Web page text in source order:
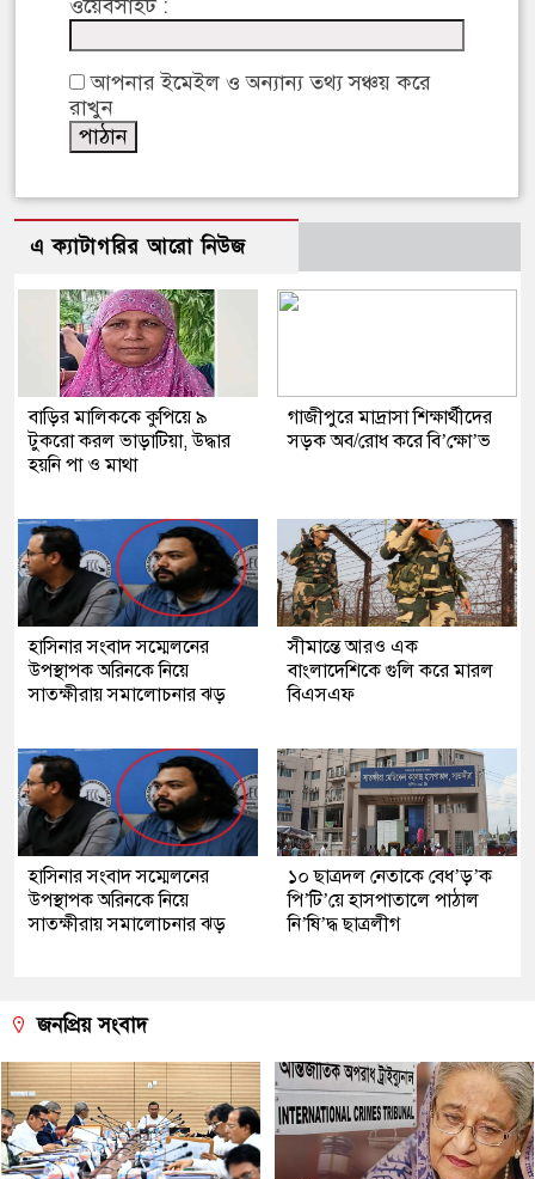
ওয়েবসাইট :
আপনার ইমেইল ও অন্যান্য তথ্য সঞ্চয় করে
রাখুন
এ ক্যাটাগরির আরো নিউজ
বাড়ির মালিককে কুপিয়ে ৯
টুকরো করল ভাড়াটিয়া, উদ্ধার
হয়নি পা ও মাথা
গাজীপুরে মাদ্রাসা শিক্ষার্থীদের
সড়ক অব/রোধ করে বি’ক্ষো’ভ
হাসিনার সংবাদ সম্মেলনের
উপস্থাপক অরিনকে নিয়ে
সাতক্ষীরায় সমালোচনার ঝড়
সীমান্তে আরও এক
বাংলাদেশিকে গুলি করে মারল
বিএসএফ
হাসিনার সংবাদ সম্মেলনের
উপস্থাপক অরিনকে নিয়ে
সাতক্ষীরায় সমালোচনার ঝড়
১০ ছাত্রদল নেতাকে বেধ’ড়’ক
পি’টি’য়ে হাসপাতালে পাঠাল
নি’ষি’দ্ধ ছাত্রলীগ
জনপ্রিয় সংবাদ